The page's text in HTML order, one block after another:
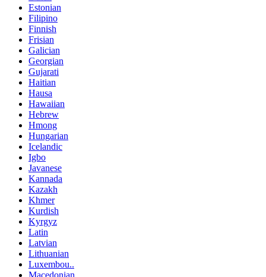
Estonian
Filipino
Finnish
Frisian
Galician
Georgian
Gujarati
Haitian
Hausa
Hawaiian
Hebrew
Hmong
Hungarian
Icelandic
Igbo
Javanese
Kannada
Kazakh
Khmer
Kurdish
Kyrgyz
Latin
Latvian
Lithuanian
Luxembou..
Macedonian